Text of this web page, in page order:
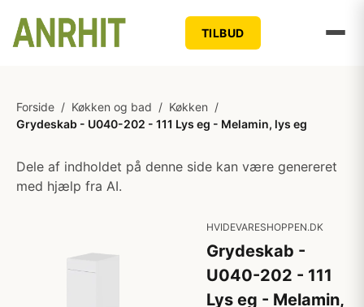
TILBUD
Forside / Køkken og bad / Køkken /
Grydeskab - U040-202 - 111 Lys eg - Melamin, lys eg
Dele af indholdet på denne side kan være genereret
med hjælp fra AI.
HVIDEVARESHOPPEN.DK
Grydeskab -
U040-202 - 111
Lys eg - Melamin,